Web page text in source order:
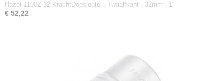
Hazet 1100Z-32 KrachtDopsleutel - Twaalfkant - 32mm - 1''
€ 52,22